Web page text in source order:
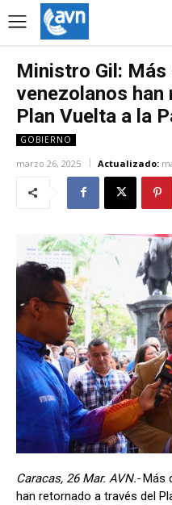
Ministro Gil:
venezolanos
Plan Vuelta a la
GOBIERNO
marzo 26, 2025 Actualizado:
Caracas, 26 Mar. AVN.-Más
han retornado a través del